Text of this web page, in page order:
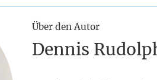
Über den Autor
Dennis